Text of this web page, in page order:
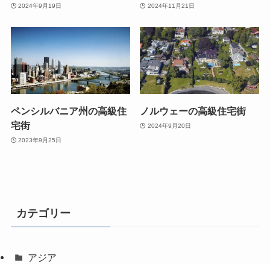
2024年9月19日 2024年11月21日
ペンシルバニア州の高級住
宅街
2023年9月25日
ノルウェーの高級住宅街
2024年9月20日
カテゴリー
アジア